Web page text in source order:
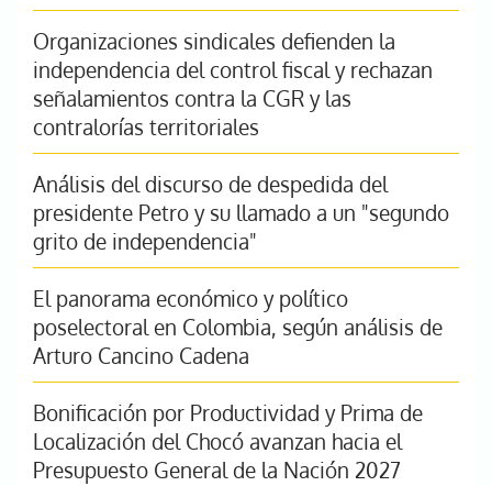
Organizaciones sindicales defienden la
independencia del control fiscal y rechazan
señalamientos contra la CGR y las
contralorías territoriales
Análisis del discurso de despedida del
presidente Petro y su llamado a un "segundo
grito de independencia"
El panorama económico y político
poselectoral en Colombia, según análisis de
Arturo Cancino Cadena
Bonificación por Productividad y Prima de
Localización del Chocó avanzan hacia el
Presupuesto General de la Nación 2027